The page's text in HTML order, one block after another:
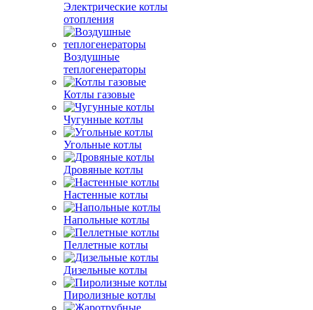
Электрические котлы
отопления
Воздушные
теплогенераторы
Котлы газовые
Чугунные котлы
Угольные котлы
Дровяные котлы
Настенные котлы
Напольные котлы
Пеллетные котлы
Дизельные котлы
Пиролизные котлы